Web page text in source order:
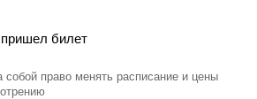
билет
собой право менять расписание и цены